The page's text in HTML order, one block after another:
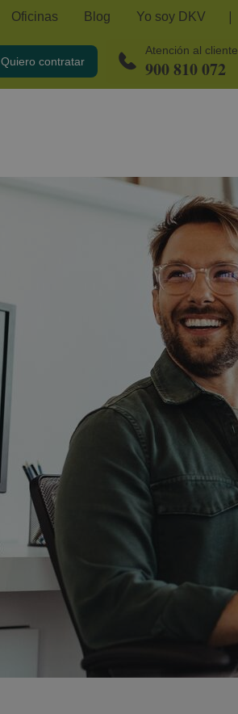
Oficinas Blog Yo soy DKV
Quiero contratar
Atención al cliente
900 810 072